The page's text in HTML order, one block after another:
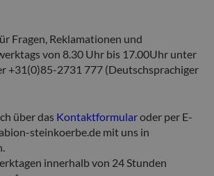
Fragen, Reklamationen und
von 8.30 Uhr bis 17.00Uhr unter
+31(0)85-2731 777 (Deutschsprachiger
über das Kontaktformularoder per E-
steinkoerbe.de mit uns in
innerhalb von 24 Stunden